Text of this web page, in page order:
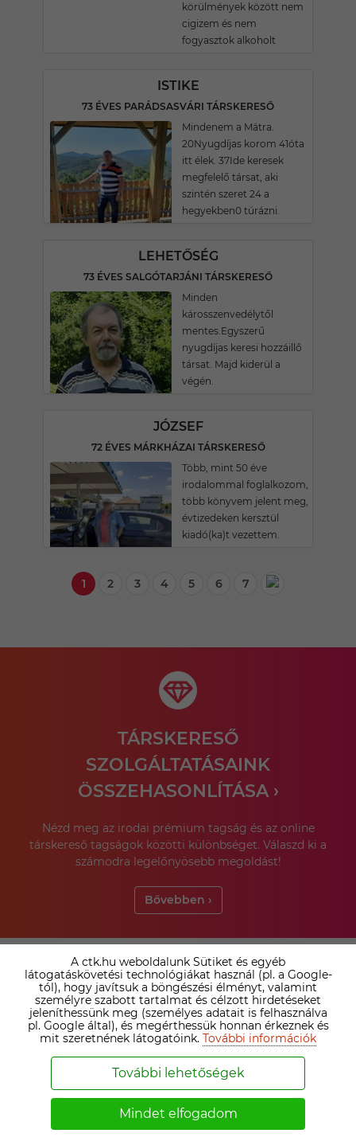
körülmények között nem
cigizem és nem
fogyasztok alkoholt
ISTIKE
73 ÉVES PARÁDSASVÁRI TÁRSKERESŐ
Mindenem a Mátra.
20Nyugdíjas korom 41óta
itt élek. 37Ide keresek
megfelelő társat, aki
szintén szeret 24 a
hegyekben0 túrázni.
LEHETŐSÉG
73 ÉVES SALGÓTARJÁNI TÁRSKERESŐ
Minden
károsszenvedélytől
mentes.Egyszerű
nyugdíjas keresi hozzáillő
társat. Majd kiderül a
végén.
JÓZSEF
72 ÉVES MÁRKHÁZAI TÁRSKERESŐ
Több, mint 50 éve
irodalommal foglalkozom,
több könyvem jelent meg,
évtizedeken kersztül
kiadó(ka)t vezettem.
1 2 3 4 5 6 7
TÁRSKERESŐ
SZOLGÁLTATÁSAINK
ÖSSZEHASONLÍTÁSA ›
Nézd meg az irodai prémium tagság és az online
társkereső tagságok közötti különbséget. Válaszd ki a
számodra legelőnyösebb megoldást!
Bővebben ›
SZEMÉLYESEN IS SEGÍTÜNK A
PÁRVÁLASZTÁSBAN!
AZ IRODAI PRÉMIUM TAGSÁG ELŐNYEI
A ctk.hu weboldalunk Sütiket és egyéb
látogatáskövetési technológiákat használ (pl. a Google-
tól), hogy javítsuk a böngészési élményt, valamint
személyre szabott tartalmat és célzott hirdetéseket
jeleníthessünk meg (személyes adatait is felhasználva
pl. Google által), és megérthessük honnan érkeznek és
mit szeretnének látogatóink. További információk
További lehetőségek
Mindet elfogadom